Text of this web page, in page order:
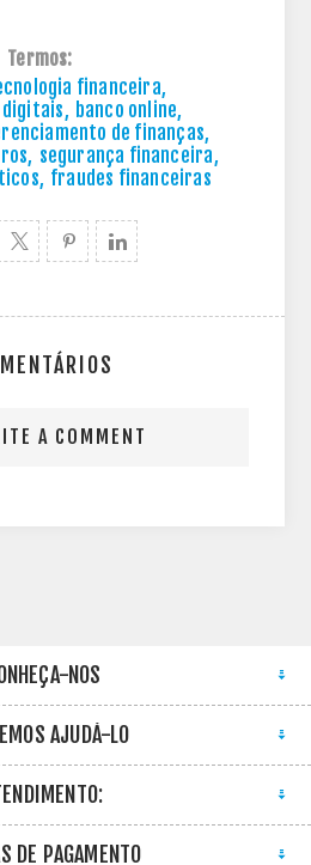
Termos:
financeira,
digitais, banco online,
de finanças,
, segurança financeira,
, fraudes financeiras
A COMMENT
NOS
AJUDÁ-LO
DE PAGAMENTO